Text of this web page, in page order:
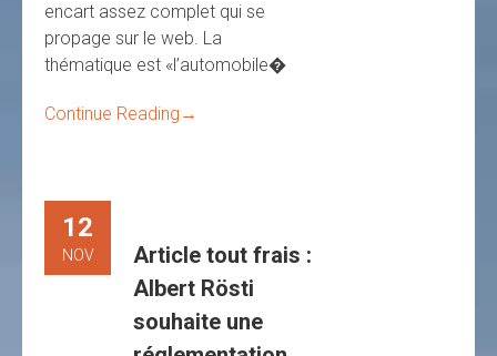
encart assez complet qui se
propage sur le web. La
thématique est «l’automobile�
Continue Reading →
12
NOV
Article tout frais :
Albert Rösti
souhaite une